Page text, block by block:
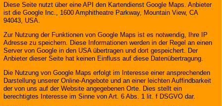
Diese Seite nutzt über eine API den Kartendienst Google Maps. Anbieter
ist die Google Inc., 1600 Amphitheatre Parkway, Mountain View, CA
94043, USA.
Zur Nutzung der Funktionen von Google Maps ist es notwendig, Ihre IP
Adresse zu speichern. Diese Informationen werden in der Regel an einen
Server von Google in den USA übertragen und dort gespeichert. Der
Anbieter dieser Seite hat keinen Einfluss auf diese Datenübertragung.
Die Nutzung von Google Maps erfolgt im Interesse einer ansprechenden
Darstellung unserer Online-Angebote und an einer leichten Auffindbarkeit
der von uns auf der Website angegebenen Orte. Dies stellt ein
berechtigtes Interesse im Sinne von Art. 6 Abs. 1 lit. f DSGVO dar.